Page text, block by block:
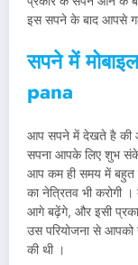
इस सपने के बाद आपसे
सपने में
pana
आप सपने में देखते है की
सपना आपके लिए शुभ
आप कम ही समय में बहुत
का नेत्रितव भी करोगी
आगे बढ़ेंगे, और इसी
उस परियोजना से आपको
की थी ।